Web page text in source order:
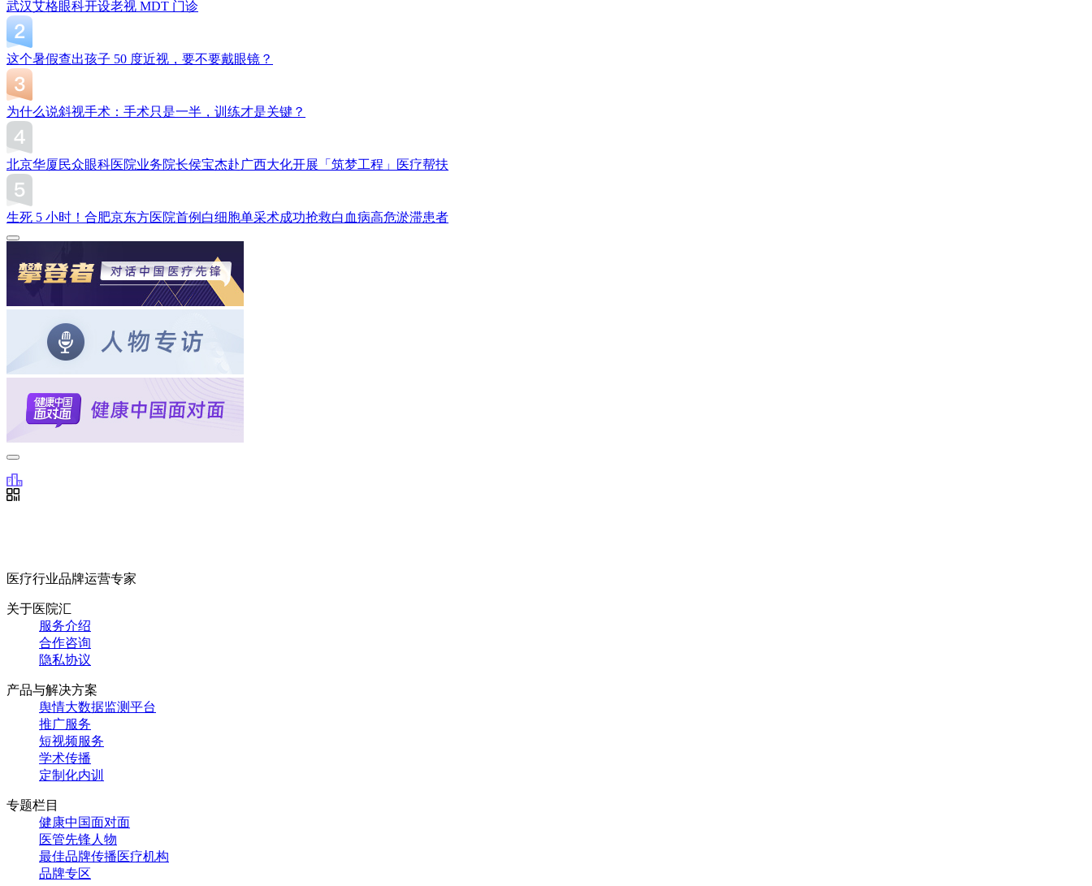
武汉艾格眼科开设老视 MDT 门诊
这个暑假查出孩子 50 度近视，要不要戴眼镜？
为什么说斜视手术：手术只是一半，训练才是关键？
北京华厦民众眼科医院业务院长侯宝杰赴广西大化开展「筑梦工程」医疗帮扶
生死 5 小时！合肥京东方医院首例白细胞单采术成功抢救白血病高危淤滞患者
医疗行业品牌运营专家
关于医院汇
服务介绍
合作咨询
隐私协议
产品与解决方案
舆情大数据监测平台
推广服务
短视频服务
学术传播
定制化内训
专题栏目
健康中国面对面
医管先锋人物
最佳品牌传播医疗机构
品牌专区